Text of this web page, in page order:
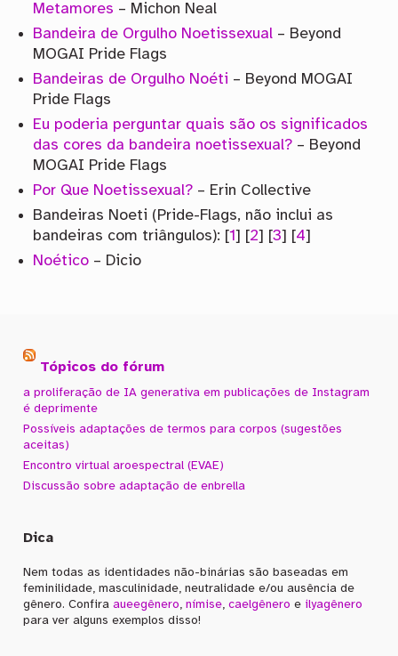
Metamores – Michon Neal
Bandeira de Orgulho Noetissexual – Beyond
MOGAI Pride Flags
Bandeiras de Orgulho Noéti – Beyond MOGAI
Pride Flags
Eu poderia perguntar quais são os significados
das cores da bandeira noetissexual? – Beyond
MOGAI Pride Flags
Por Que Noetissexual? – Erin Collective
Bandeiras Noeti (Pride-Flags, não inclui as
bandeiras com triângulos): [1] [2] [3] [4]
Noético – Dicio
Tópicos do fórum
a proliferação de IA generativa em publicações de Instagram
é deprimente
Possíveis adaptações de termos para corpos (sugestões
aceitas)
Encontro virtual aroespectral (EVAE)
Discussão sobre adaptação de enbrella
Dica
Nem todas as identidades não-binárias são baseadas em
feminilidade, masculinidade, neutralidade e/ou ausência de
gênero. Confiraaueegênero,nímise,caelgênero e ilyagênero
para ver alguns exemplos disso!